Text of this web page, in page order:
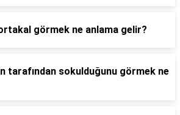
görmek ne anlama gelir?
tarafından sokulduğunu görmek ne